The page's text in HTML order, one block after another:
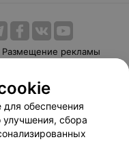
Размещение рекламы
Способы оплаты
103.by
обеспечения
улучшения, сбора